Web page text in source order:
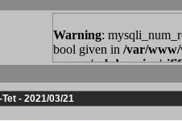
- 2021/03/21